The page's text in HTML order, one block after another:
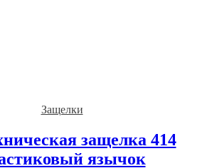
Защелки
защелка 414
язычок